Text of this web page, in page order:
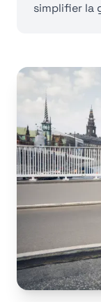
simplifier la